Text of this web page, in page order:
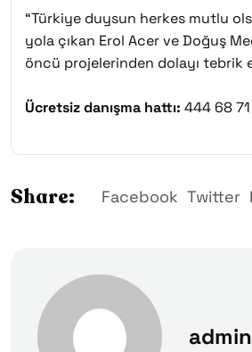
“Türkiye duysun herkes mutlu
yola çıkan Erol Acer ve Doğuş
öncü projelerinden dolayı tebrik
Ücretsiz danışma hattı: 444 68 71
Share: Facebook Twitter
admin